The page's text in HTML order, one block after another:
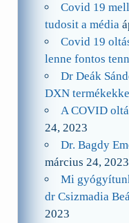
Covid 19
tudosit a média
Covid 19
lenne fontos
Dr Deák
DXN
A COVID
24, 2023
Dr. Bagdy
március 24, 2023
Mi
dr Csizmadia
2023